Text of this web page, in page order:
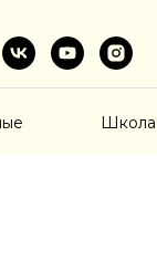
Школа